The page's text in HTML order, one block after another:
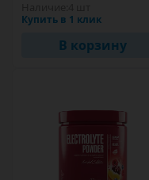
Купить в 1 клик
В корзину